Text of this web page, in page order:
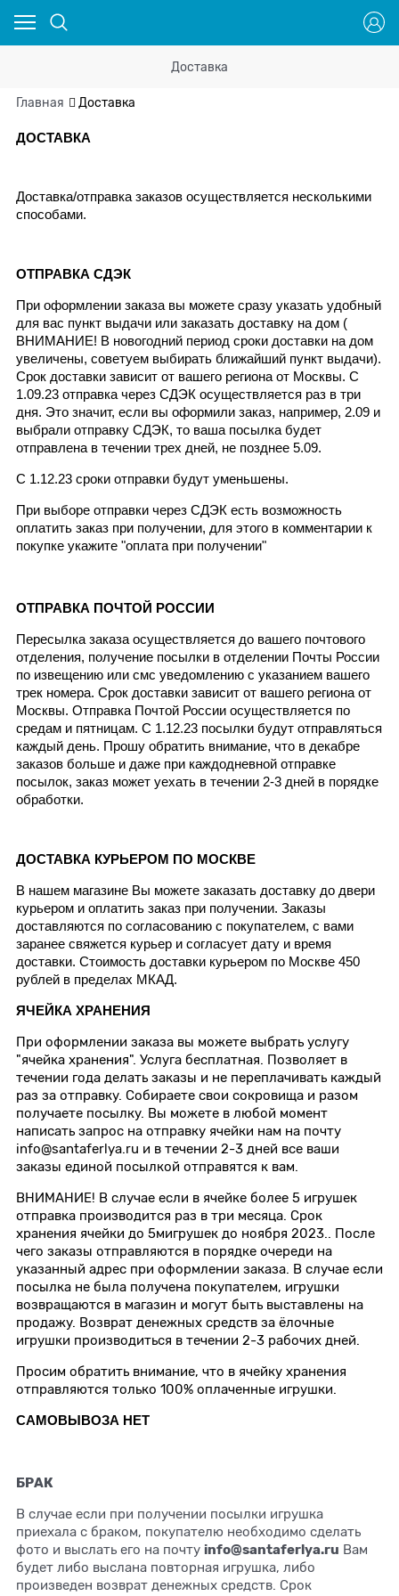
Доставка
Главная Доставка
ДОСТАВКА
Доставка/отправка заказов осуществляется несколькими
способами.
ОТПРАВКА СДЭК
При оформлении заказа вы можете сразу указать удобный
для вас пункт выдачи или заказать доставку на дом (
ВНИМАНИЕ! В новогодний период сроки доставки на дом
увеличены, советуем выбирать ближайший пункт выдачи).
Срок доставки зависит от вашего региона от Москвы. C
1.09.23 отправка через СДЭК осуществляется раз в три
дня. Это значит, если вы оформили заказ, например, 2.09 и
выбрали отправку СДЭК, то ваша посылка будет
отправлена в течении трех дней, не позднее 5.09.
С 1.12.23 сроки отправки будут уменьшены.
При выборе отправки через СДЭК есть возможность
оплатить заказ при получении, для этого в комментарии к
покупке укажите "оплата при получении"
ОТПРАВКА ПОЧТОЙ РОССИИ
Пересылка заказа осуществляется до вашего почтового
отделения, получение посылки в отделении Почты России
по извещению или смс уведомлению с указанием вашего
трек номера. Срок доставки зависит от вашего региона от
Москвы. Отправка Почтой России осуществляется по
средам и пятницам. С 1.12.23 посылки будут отправляться
каждый день. Прошу обратить внимание, что в декабре
заказов больше и даже при каждодневной отправке
посылок, заказ может уехать в течении 2-3 дней в порядке
обработки.
ДОСТАВКА КУРЬЕРОМ ПО МОСКВЕ
В нашем магазине Вы можете заказать доставку до двери
курьером и оплатить заказ при получении. Заказы
доставляются по согласованию с покупателем, с вами
заранее свяжется курьер и согласует дату и время
доставки. Стоимость доставки курьером по Москве 450
рублей в пределах МКАД.
ЯЧЕЙКА ХРАНЕНИЯ
При оформлении заказа вы можете выбрать услугу
"ячейка хранения". Услуга бесплатная. Позволяет в
течении года делать заказы и не переплачивать каждый
раз за отправку. Собираете свои сокровища и разом
получаете посылку. Вы можете в любой момент
написать запрос на отправку ячейки нам на почту
info@santaferlya.ru и в течении 2-3 дней все ваши
заказы единой посылкой отправятся к вам.
ВНИМАНИЕ! В случае если в ячейке более 5 игрушек
отправка производится раз в три месяца. Срок
хранения ячейки до 5мигрушек до ноября 2023.. После
чего заказы отправляются в порядке очереди на
указанный адрес при оформлении заказа. В случае если
посылка не была получена покупателем, игрушки
возвращаются в магазин и могут быть выставлены на
продажу. Возврат денежных средств за ёлочные
игрушки производиться в течении 2-3 рабочих дней.
Просим обратить внимание, что в ячейку хранения
отправляются только 100% оплаченные игрушки.
САМОВЫВОЗА НЕТ
БРАК
В случае если при получении посылки игрушка
приехала с браком, покупателю необходимо сделать
фото и выслать его на почту info@santaferlya.ru Вам
будет либо выслана повторная игрушка, либо
произведен возврат денежных средств. Срок